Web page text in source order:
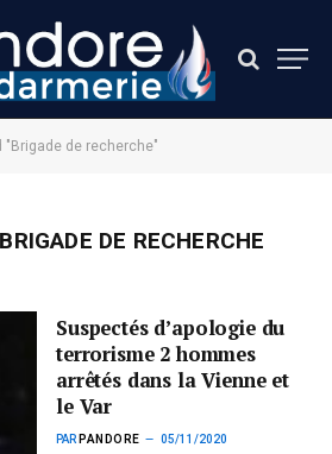
"Brigade de recherche"
BRIGADE DE RECHERCHE
Suspectés d’apologie du
terrorisme 2 hommes
arrêtés dans la Vienne et
le Var
PAR PANDORE 05/11/2020